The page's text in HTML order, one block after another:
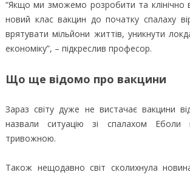
“Якщо ми зможемо розробити та клінічно
новий клас вакцин до початку спалаху
врятувати мільйони життів, уникнути
економіку”, – підкреслив професор.
Що ще відомо про вакцини
Зараз світу дуже не вистачає вакцини
назвали ситуацію зі спалахом
тривожною.
Також нещодавно світ сколихнула